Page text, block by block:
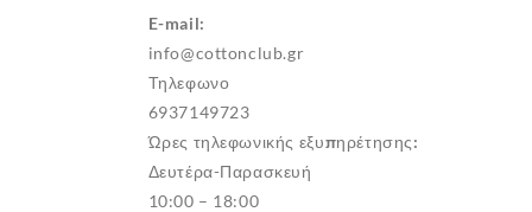
E-mail:
info@cottonclub.gr
Τηλεφωνο
6937149723
Ώρες τηλεφωνικής εξυπηρέτησης:
Δευτέρα-Παρασκευή
10:00 – 18:00